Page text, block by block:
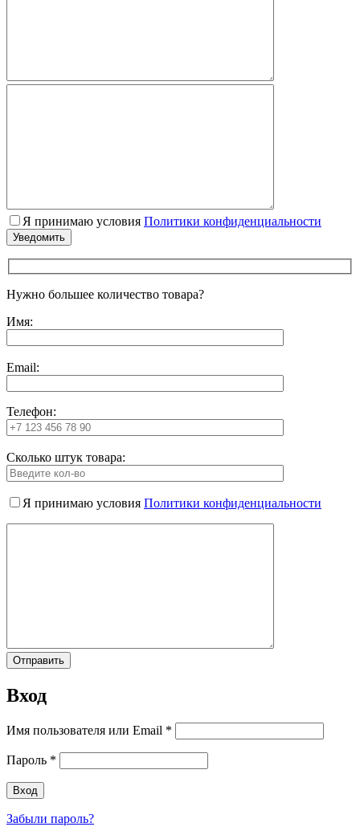
Я принимаю условия Политики конфиденциальности
Нужно большее количество товара?
Имя:
Email:
Телефон:
Сколько штук товара:
Я принимаю условия Политики конфиденциальности
Вход
Имя пользователя или Email *
Пароль *
Забыли пароль?